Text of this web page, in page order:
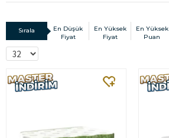
Sırala
En Düşük
Fiyat
En Yüksek
Fiyat
En Yüksek
Puan